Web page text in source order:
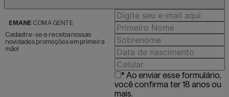
EMANE COM A GENTE
* Ao enviar esse formulário,
você confirma ter 18 anos ou
mais.